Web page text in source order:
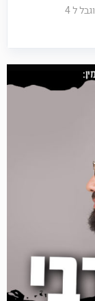
איסוף כרטיסים בקופות ביום המופע | מוגבל ל 4